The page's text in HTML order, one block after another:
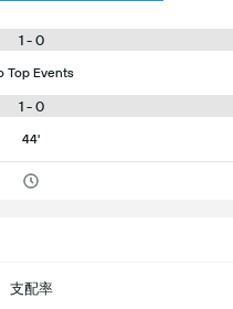
1 - 0
Top Events
1 - 0
44'
支配率